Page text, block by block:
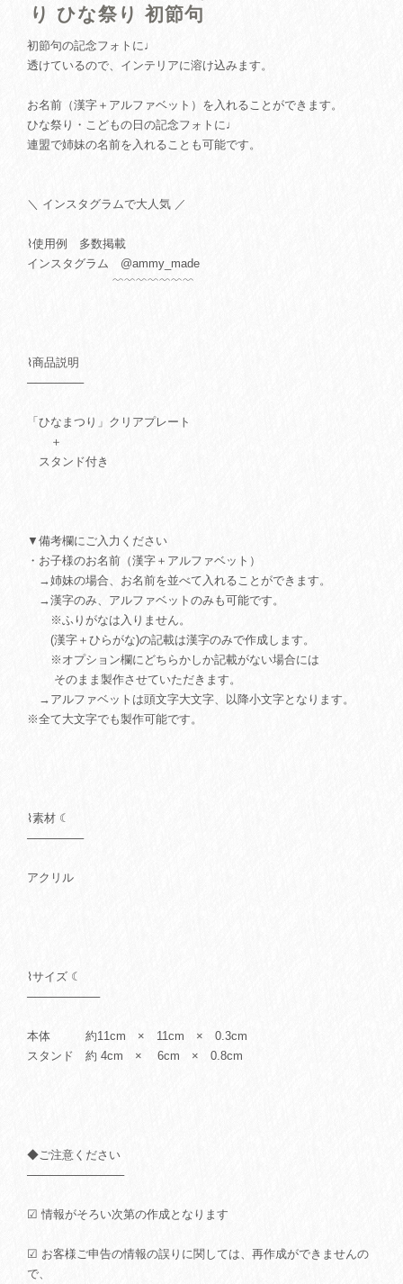
り ひな祭り 初節句
初節句の記念フォトに♩
透けているので、インテリアに溶け込みます。
お名前（漢字＋アルファベット）を入れることができます。
ひな祭り・こどもの日の記念フォトに♩
連盟で姉妹の名前を入れることも可能です。
＼ インスタグラムで大人気 ／
⌇使用例 多数掲載
インスタグラム @ammy_made
﹌﹌﹌﹌﹌﹌﹌
⌇商品説明
───────
「ひなまつり」クリアプレート
＋
スタンド付き
▼備考欄にご入力ください
・お子様のお名前（漢字＋アルファベット）
→姉妹の場合、お名前を並べて入れることができます。
→漢字のみ、アルファベットのみも可能です。
※ふりがなは入りません。
(漢字＋ひらがな)の記載は漢字のみで作成します。
※オプション欄にどちらかしか記載がない場合には
そのまま製作させていただきます。
→アルファベットは頭文字大文字、以降小文字となります。
※全て大文字でも製作可能です。
⌇素材 ☾
───────
アクリル
⌇サイズ ☾
─────────
本体 約11cm × 11cm × 0.3cm
スタンド 約 4cm × 6cm × 0.8cm
◆ご注意ください
────────────
☑ 情報がそろい次第の作成となります
☑ お客様ご申告の情報の誤りに関しては、再作成ができませんの
で、